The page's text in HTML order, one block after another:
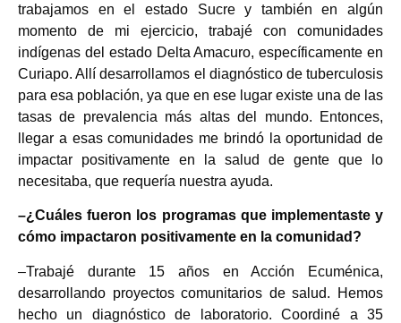
trabajamos en el estado Sucre y también en algún
momento de mi ejercicio, trabajé con comunidades
indígenas del estado Delta Amacuro, específicamente en
Curiapo. Allí desarrollamos el diagnóstico de tuberculosis
para esa población, ya que en ese lugar existe una de las
tasas de prevalencia más altas del mundo. Entonces,
llegar a esas comunidades me brindó la oportunidad de
impactar positivamente en la salud de gente que lo
necesitaba, que requería nuestra ayuda.
–¿Cuáles fueron los programas que implementaste y
cómo impactaron positivamente en la comunidad?
–Trabajé durante 15 años en Acción Ecuménica,
desarrollando proyectos comunitarios de salud. Hemos
hecho un diagnóstico de laboratorio. Coordiné a 35